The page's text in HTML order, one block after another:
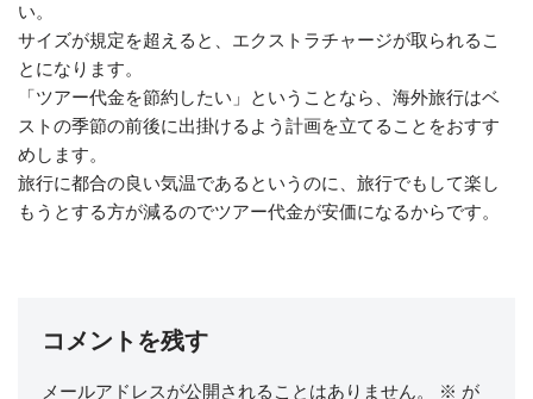
い。
サイズが規定を超えると、エクストラチャージが取られるこ
とになります。
「ツアー代金を節約したい」ということなら、海外旅行はベ
ストの季節の前後に出掛けるよう計画を立てることをおすす
めします。
旅行に都合の良い気温であるというのに、旅行でもして楽し
もうとする方が減るのでツアー代金が安価になるからです。
コメントを残す
メールアドレスが公開されることはありません。 ※ が